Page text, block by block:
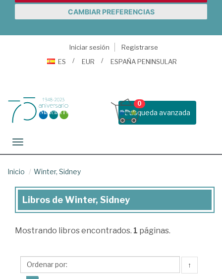
CAMBIAR PREFERENCIAS
Iniciar sesión
Registrarse
ES
EUR ESPAÑA PENINSULAR
Busqueda avanzada
0
Toggle navigation
Inicio Winter, Sidney
Libros
Winter,
Libros de Winter, Sidney
Mostrando libros encontrados. 1 páginas.
↑